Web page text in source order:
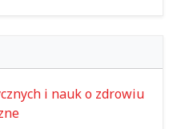
i nauk o zdrowiu